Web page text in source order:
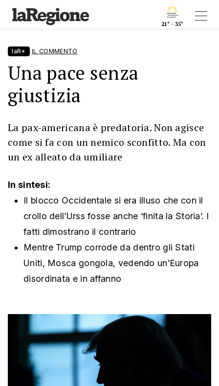
21° - 35°
laR+ IL COMMENTO
Una pace senza
giustizia
La pax-americana è predatoria. Non agisce
come si fa con un nemico sconfitto. Ma con
un ex alleato da umiliare
In sintesi:
Il blocco Occidentale si era illuso che con il
crollo dell’Urss fosse anche ‘finita la Storia’. I
fatti dimostrano il contrario
Mentre Trump corrode da dentro gli Stati
Uniti, Mosca gongola, vedendo un’Europa
disordinata e in affanno